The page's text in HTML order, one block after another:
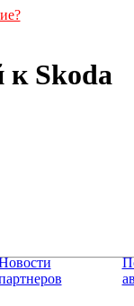
к Skoda